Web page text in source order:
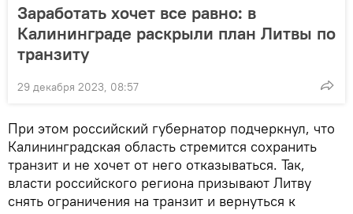
Заработать хочет все равно: в
Калининграде раскрыли план Литвы по
транзиту
29 декабря 2023, 08:57
При этом российский губернатор подчеркнул, что
Калининградская область стремится сохранить
транзит и не хочет от него отказываться. Так,
власти российского региона призывают Литву
снять ограничения на транзит и вернуться к